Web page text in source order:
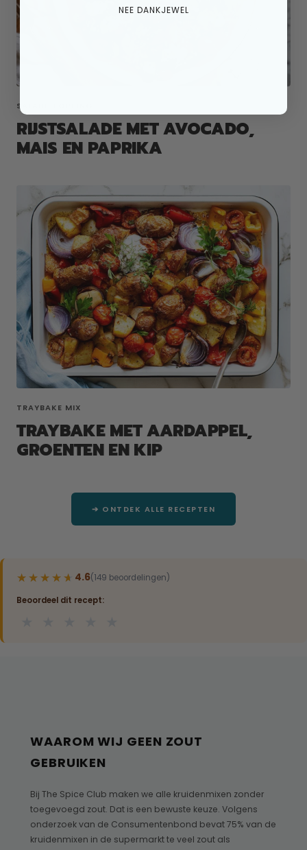
SALADE TOPPING
RIJSTSALADE MET AVOCADO,
MAIS EN PAPRIKA
TRAYBAKE MIX
TRAYBAKE MET AARDAPPEL,
GROENTEN EN KIP
➔ ONTDEK ALLE RECEPTEN
★★★★★
★★★★★ 4.6(149 beoordelingen)
Beoordeel dit recept:
WAAROM WIJ GEEN ZOUT
GEBRUIKEN
Bij The Spice Club maken we alle kruidenmixen zonder
toegevoegd zout. Dat is een bewuste keuze. Volgens
onderzoek van de Consumentenbond bevat 75% van de
kruidenmixen in de supermarkt te veel zout als
NEE DANKJEWEL